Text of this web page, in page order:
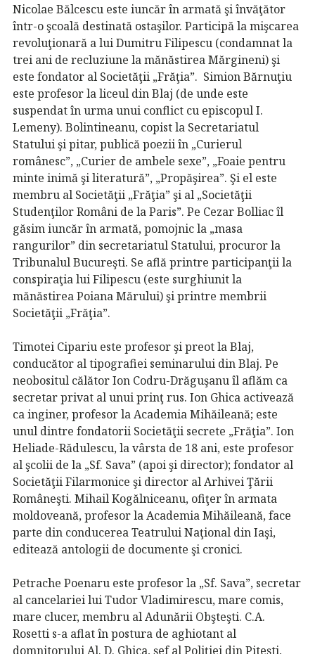
Nicolae Bălcescu este iuncăr în armată şi învăţător
într-o şcoală destinată ostaşilor. Participă la mişcarea
revoluţionară a lui Dumitru Filipescu (condamnat la
trei ani de recluziune la mănăstirea Mărgineni) şi
este fondator al Societăţii „Frăţia”. Simion Bărnuţiu
este profesor la liceul din Blaj (de unde este
suspendat în urma unui conflict cu episcopul I.
Lemeny). Bolintineanu, copist la Secretariatul
Statului şi pitar, publică poezii în „Curierul
românesc”, „Curier de ambele sexe”, „Foaie pentru
minte inimă şi literatură”, „Propăşirea”. Şi el este
membru al Societăţii „Frăţia” şi al „Societăţii
Studenţilor Români de la Paris”. Pe Cezar Bolliac îl
găsim iuncăr în armată, pomojnic la „masa
rangurilor” din secretariatul Statului, procuror la
Tribunalul Bucureşti. Se află printre participanţii la
conspiraţia lui Filipescu (este surghiunit la
mănăstirea Poiana Mărului) şi printre membrii
Societăţii „Frăţia”.
Timotei Cipariu este profesor şi preot la Blaj,
conducător al tipografiei seminarului din Blaj. Pe
neobositul călător Ion Codru-Drăguşanu îl aflăm ca
secretar privat al unui prinţ rus. Ion Ghica activează
ca inginer, profesor la Academia Mihăileană; este
unul dintre fondatorii Societăţii secrete „Frăţia”. Ion
Heliade-Rădulescu, la vârsta de 18 ani, este profesor
al şcolii de la „Sf. Sava” (apoi şi director); fondator al
Societăţii Filarmonice şi director al Arhivei Ţării
Româneşti. Mihail Kogălniceanu, ofiţer în armata
moldoveană, profesor la Academia Mihăileană, face
parte din conducerea Teatrului Naţional din Iaşi,
editează antologii de documente şi cronici.
Petrache Poenaru este profesor la „Sf. Sava”, secretar
al cancelariei lui Tudor Vladimirescu, mare comis,
mare clucer, membru al Adunării Obşteşti. C.A.
Rosetti s-a aflat în postura de aghiotant al
domnitorului Al. D. Ghica, şef al Poliţiei din Piteşti,